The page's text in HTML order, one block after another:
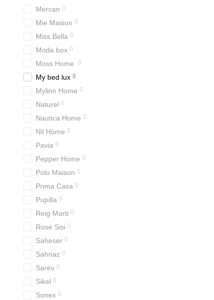
Mercan 0
Mie Maison 0
Miss Bella 0
Moda box 0
Moss Home 0
My bed lux 8
Mylinn Home 0
Naturel 0
Nautica Home 0
Nil Home 0
Pavia 0
Pepper Home 0
Polo Maison 0
Prima Casa 0
Pupilla 0
Reig Marti 0
Rose Sisi 0
Saheser 0
Sahnaz 0
Sarev 0
Sikel 0
Sonex 0